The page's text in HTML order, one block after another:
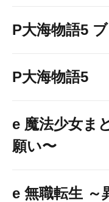
P大海物語5
P大海物語5
e 魔法少女ま
願い〜
e 無職転生 ～